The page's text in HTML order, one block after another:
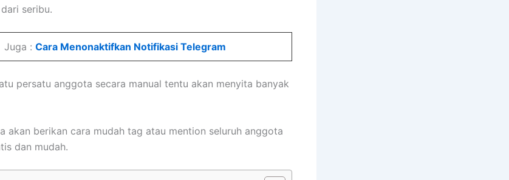
seribu.
Juga : Cara Menonaktifkan Notifikasi Telegram
persatu anggota secara manual tentu akan menyita banyak
akan berikan cara mudah tag atau mention seluruh anggota
dan mudah.